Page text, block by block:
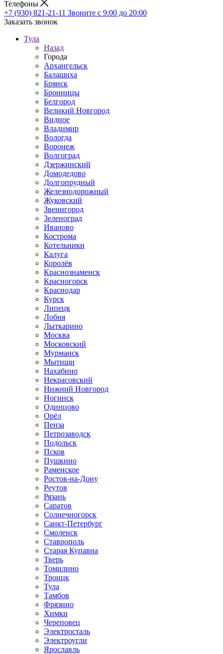
Телефоны
+7 (930) 821-21-11 Звоните с 9:00 до 20:00
Заказать звонок
Тула
Назад
Города
Архангельск
Балашиха
Брянск
Бронницы
Белгород
Великий Новгород
Видное
Владимир
Вологда
Воронеж
Волгоград
Дзержинский
Домодедово
Долгопрудный
Железнодорожный
Жуковский
Звенигород
Зеленоград
Иваново
Кострома
Котельники
Калуга
Королёв
Краснознаменск
Красногорск
Краснодар
Курск
Липецк
Лобня
Лыткарино
Москва
Московский
Мурманск
Мытищи
Нахабино
Некрасовский
Нижний Новгород
Ногинск
Одинцово
Орёл
Пенза
Петрозаводск
Подольск
Псков
Пушкино
Раменское
Ростов-на-Дону
Реутов
Рязань
Саратов
Солнечногорск
Санкт-Петербург
Смоленск
Ставрополь
Старая Купавна
Тверь
Томилино
Троицк
Тула
Тамбов
Фрязино
Химки
Череповец
Электросталь
Электроугли
Ярославль